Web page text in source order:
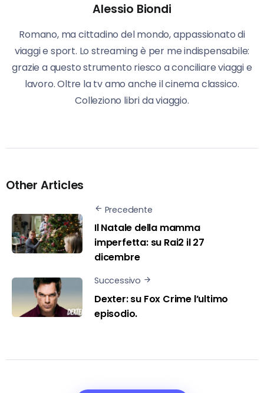
Alessio Biondi
Romano, ma cittadino del mondo, appassionato di
viaggi e sport. Lo streaming è per me indispensabile:
grazie a questo strumento riesco a conciliare viaggi e
lavoro. Oltre la tv amo anche il cinema classico.
Colleziono libri da viaggio.
Other Articles
Precedente
Il Natale della mamma
imperfetta: su Rai2 il 27
dicembre
Successivo
Dexter: su Fox Crime l’ultimo
episodio.